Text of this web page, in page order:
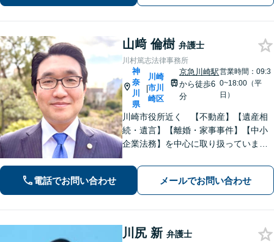
山﨑 倫樹 弁護士
川村篤志法律事務所
神
奈
川
県
|
川崎
市川
崎区
京急川崎駅
から徒歩6
分
営業時間：09:3
0~18:00（平
日）
川崎市役所近く 【不動産】【遺産相
続・遺言】【離婚・家事事件】【中小
企業法務】を中心に取り扱っていま
す。ぜひご相談ください
電話でお問い合わせ メールでお問い合わせ
川尻 新 弁護士